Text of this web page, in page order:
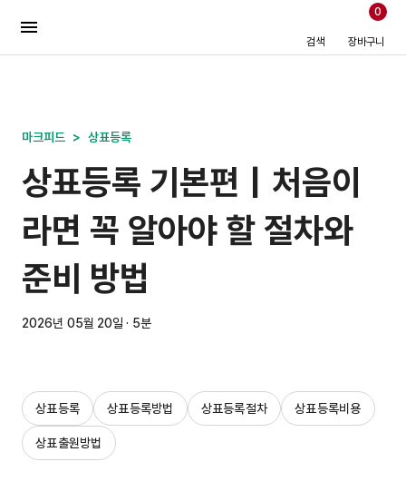
검색 장바구니
0
마크피드 > 상표등록
상표등록 기본편｜처음이
라면 꼭 알아야 할 절차와
준비 방법
2026년 05월 20일 · 5분
상표등록 상표등록방법 상표등록절차 상표등록비용
상표출원방법